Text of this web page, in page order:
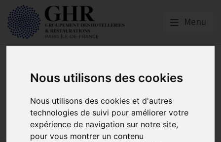
Nous utilisons des cookies
Nous utilisons des cookies et d'autres
technologies de suivi pour améliorer votre
expérience de navigation sur notre site,
pour vous montrer un contenu
Menu
GHR PARIS ÎLE-DE-
FRANCE